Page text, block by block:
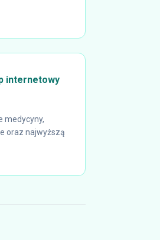
internetowy
medycyny,
oraz najwyższą